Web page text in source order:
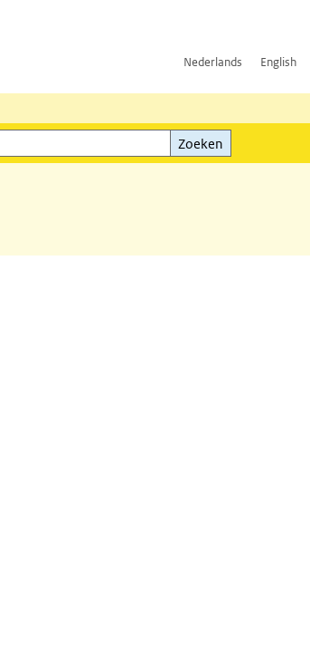
Nederlands English
Zoeken